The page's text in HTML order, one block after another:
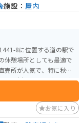
8に位置する道の駅で
売所が人気で、特に秋の
の食材を使った料理を楽
ポットも点在しており、
施設： 屋内
お気に入り